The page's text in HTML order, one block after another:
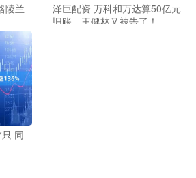
陵兰
泽巨配资 万科和万达算50亿元
旧账，王健林又被告了！
同